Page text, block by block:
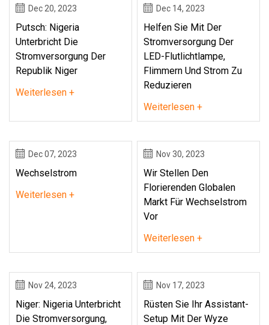
Dec 20, 2023
Putsch: Nigeria
Unterbricht Die
Stromversorgung Der
Republik Niger
Weiterlesen +
Dec 14, 2023
Helfen Sie Mit Der
Stromversorgung Der
LED-Flutlichtlampe,
Flimmern Und Strom Zu
Reduzieren
Weiterlesen +
Dec 07, 2023
Wechselstrom
Weiterlesen +
Nov 30, 2023
Wir Stellen Den
Florierenden Globalen
Markt Für Wechselstrom
Vor
Weiterlesen +
Nov 24, 2023
Niger: Nigeria Unterbricht
Die Stromversorgung,
Nov 17, 2023
Rüsten Sie Ihr Assistant-
Setup Mit Der Wyze